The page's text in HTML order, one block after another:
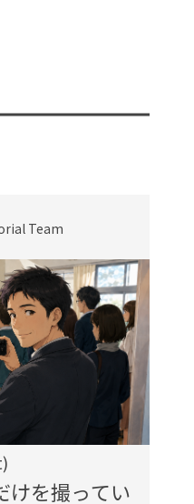
Team
けを撮ってい